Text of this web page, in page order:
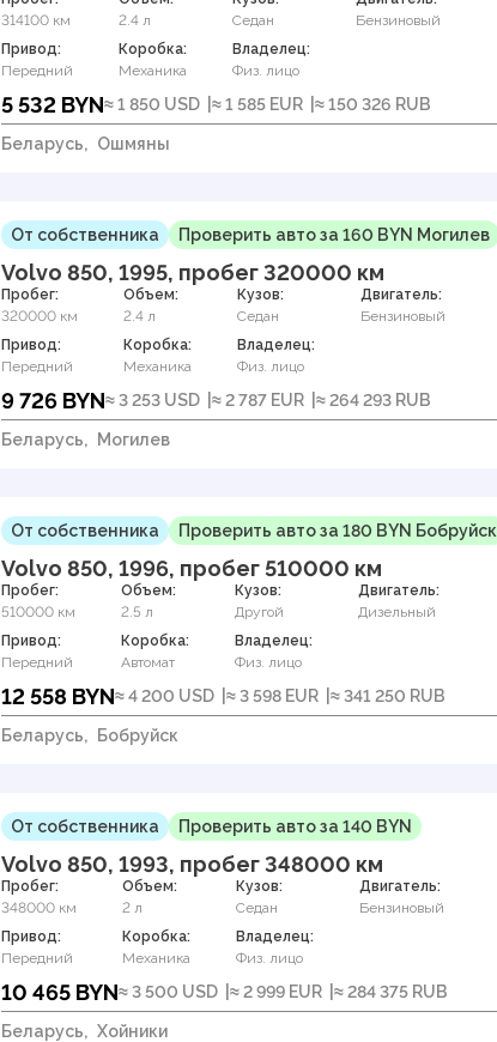
314100 км
2.4 л
Седан
Бензиновый
Привод:
Передний
Коробка:
Механика
Владелец:
Физ. лицо
5 532 BYN≈ 1 850 USD ≈ 1 585 EUR ≈ 150 326 RUB
Беларусь, Ошмяны
От собственника Проверить авто за 160 BYN Могилев
Volvo 850, 1995, пробег 320000 км
Пробег:
320000 км
Объем:
2.4 л
Кузов:
Седан
Двигатель:
Бензиновый
Привод:
Передний
Коробка:
Механика
Владелец:
Физ. лицо
9 726 BYN≈ 3 253 USD ≈ 2 787 EUR ≈ 264 293 RUB
Беларусь, Могилев
От собственника Проверить авто за 180 BYN Бобруйск
Volvo 850, 1996, пробег 510000 км
Пробег:
510000 км
Объем:
2.5 л
Кузов:
Другой
Двигатель:
Дизельный
Привод:
Передний
Коробка:
Автомат
Владелец:
Физ. лицо
12 558 BYN≈ 4 200 USD ≈ 3 598 EUR ≈ 341 250 RUB
Беларусь, Бобруйск
От собственника Проверить авто за 140 BYN
Volvo 850, 1993, пробег 348000 км
Пробег:
348000 км
Объем:
2 л
Кузов:
Седан
Двигатель:
Бензиновый
Привод:
Передний
Коробка:
Механика
Владелец:
Физ. лицо
10 465 BYN≈ 3 500 USD ≈ 2 999 EUR ≈ 284 375 RUB
Беларусь, Хойники